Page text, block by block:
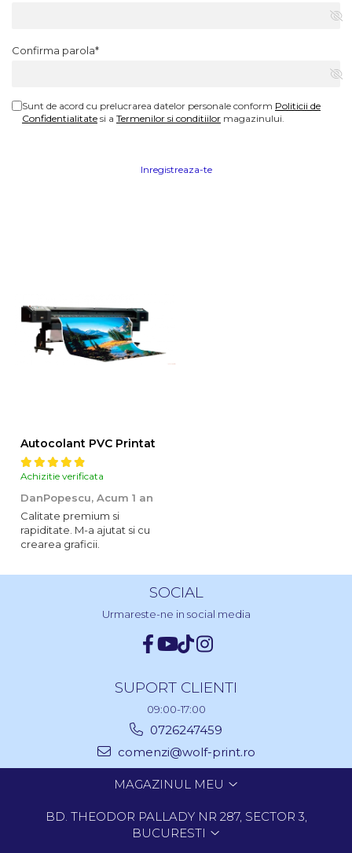
Confirma parola*
Sunt de acord cu prelucrarea datelor personale conform Politicii de
Confidentialitate si a Termenilor si conditiilor magazinului.
Inregistreaza-te
Autocolant PVC Printat
Achizitie verificata
DanPopescu, Acum 1 an
Calitate premium si
rapiditate. M-a ajutat si cu
crearea graficii.
SOCIAL
Urmareste-ne in social media
SUPORT CLIENTI
09:00-17:00
0726247459
comenzi@wolf-print.ro
MAGAZINUL MEU
BD. THEODOR PALLADY NR 287, SECTOR 3,
BUCURESTI